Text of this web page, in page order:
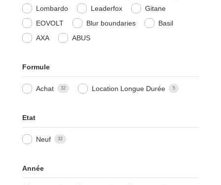
Lombardo
Leaderfox
Gitane
EOVOLT
Blur boundaries
Basil
AXA
ABUS
Formule
Achat 32 Location Longue Durée 5
Etat
Neuf 32
Année